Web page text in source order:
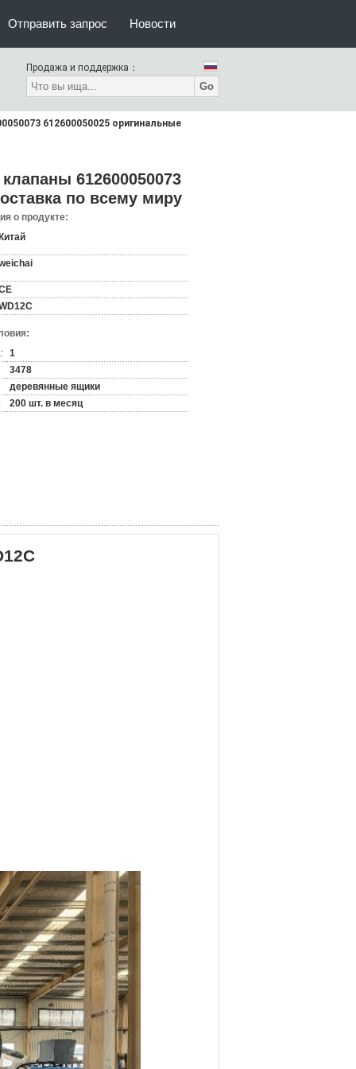
Отправить запрос Новости
Продажа и поддержка：
Go
612600050025 оригинальные
612600050073
по всему миру
о продукте:
1
3478
деревянные ящики
200 шт. в месяц